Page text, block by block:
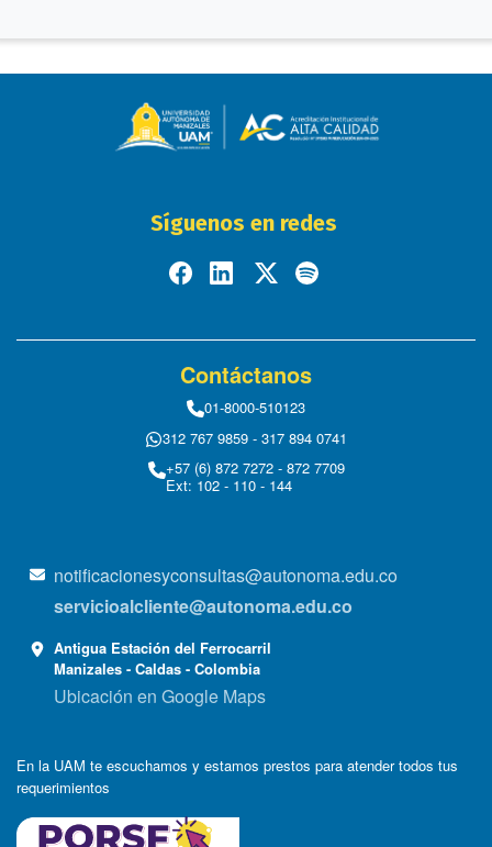
Síguenos en redes
Contáctanos
01-8000-510123
312 767 9859 - 317 894 0741
+57 (6) 872 7272 - 872 7709
Ext: 102 - 110 - 144
notificacionesyconsultas@autonoma.edu.co
servicioalcliente@autonoma.edu.co
Antigua Estación del Ferrocarril
Manizales - Caldas - Colombia
Ubicación en Google Maps
En la UAM te escuchamos y estamos prestos para atender todos tus
requerimientos